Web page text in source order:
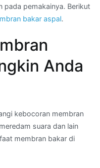
pada pemakainya. Berikut
bakar aspal.
Anda
kebocoran membran
suara dan lain
membran bakar di